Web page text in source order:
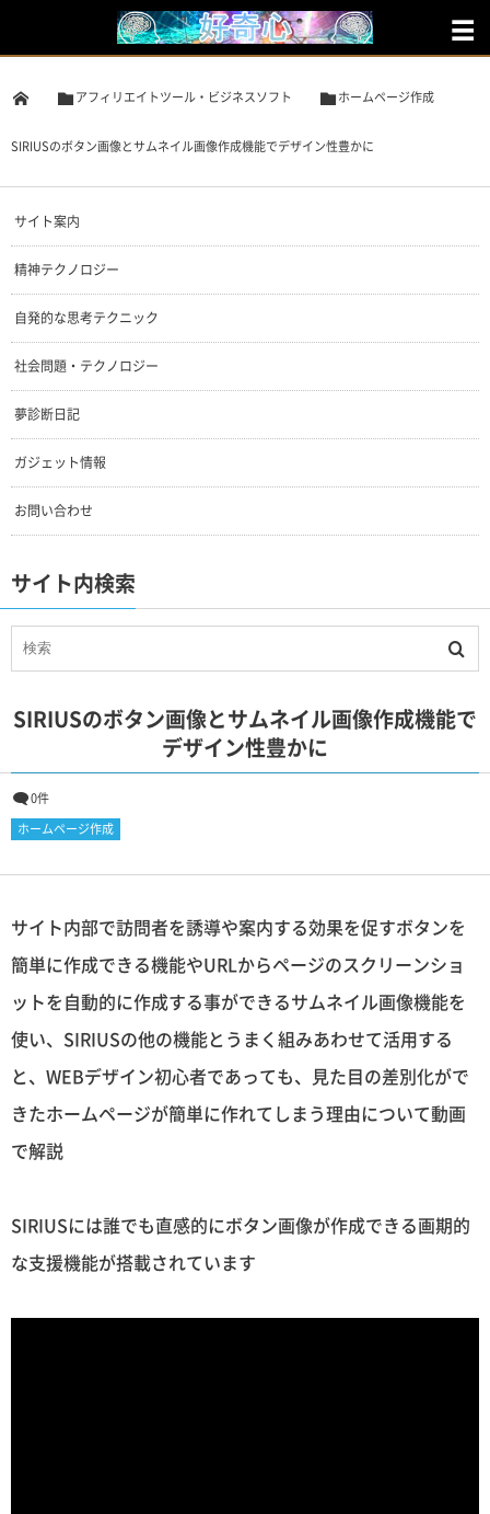
アフィリエイトツール・ビジネスソフト ホームページ作成
SIRIUSのボタン画像とサムネイル画像作成機能でデザイン性豊かに
サイト案内
精神テクノロジー
自発的な思考テクニック
社会問題・テクノロジー
夢診断日記
ガジェット情報
お問い合わせ
サイト内検索
SIRIUSのボタン画像とサムネイル画像作成機能で
デザイン性豊かに
0件
ホームページ作成
サイト内部で訪問者を誘導や案内する効果を促すボタンを
簡単に作成できる機能やURLからページのスクリーンショ
ットを自動的に作成する事ができるサムネイル画像機能を
使い、SIRIUSの他の機能とうまく組みあわせて活用する
と、WEBデザイン初心者であっても、見た目の差別化がで
きたホームページが簡単に作れてしまう理由について動画
で解説
SIRIUSには誰でも直感的にボタン画像が作成できる画期的
な支援機能が搭載されています